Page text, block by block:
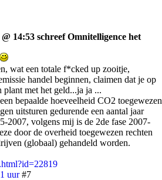
14:53 schreef Omnitelligence het
wat een totale f*cked up zooitje,
handel beginnen, claimen dat je op
met het geld...ja ja ...
bepaalde hoeveelheid CO2 toegewezen
uitsturen gedurende een aantal jaar
2007, volgens mij is de 2de fase 2007-
door de overheid toegewezen rechten
(globaal) gehandeld worden.
uur #7